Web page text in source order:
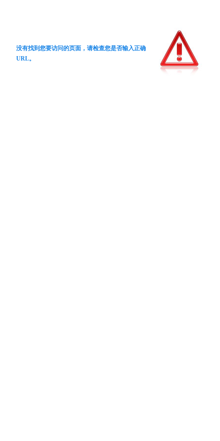
没有找到您要访问的页面，请检查您是否输入正确
URL。